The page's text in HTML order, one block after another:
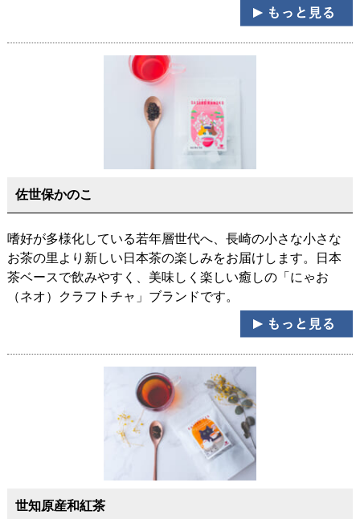
佐世保かのこ
嗜好が多様化している若年層世代へ、長崎の小さな小さな
お茶の里より新しい日本茶の楽しみをお届けします。日本
茶ベースで飲みやすく、美味しく楽しい癒しの「にゃお
（ネオ）クラフトチャ」ブランドです。
世知原産和紅茶